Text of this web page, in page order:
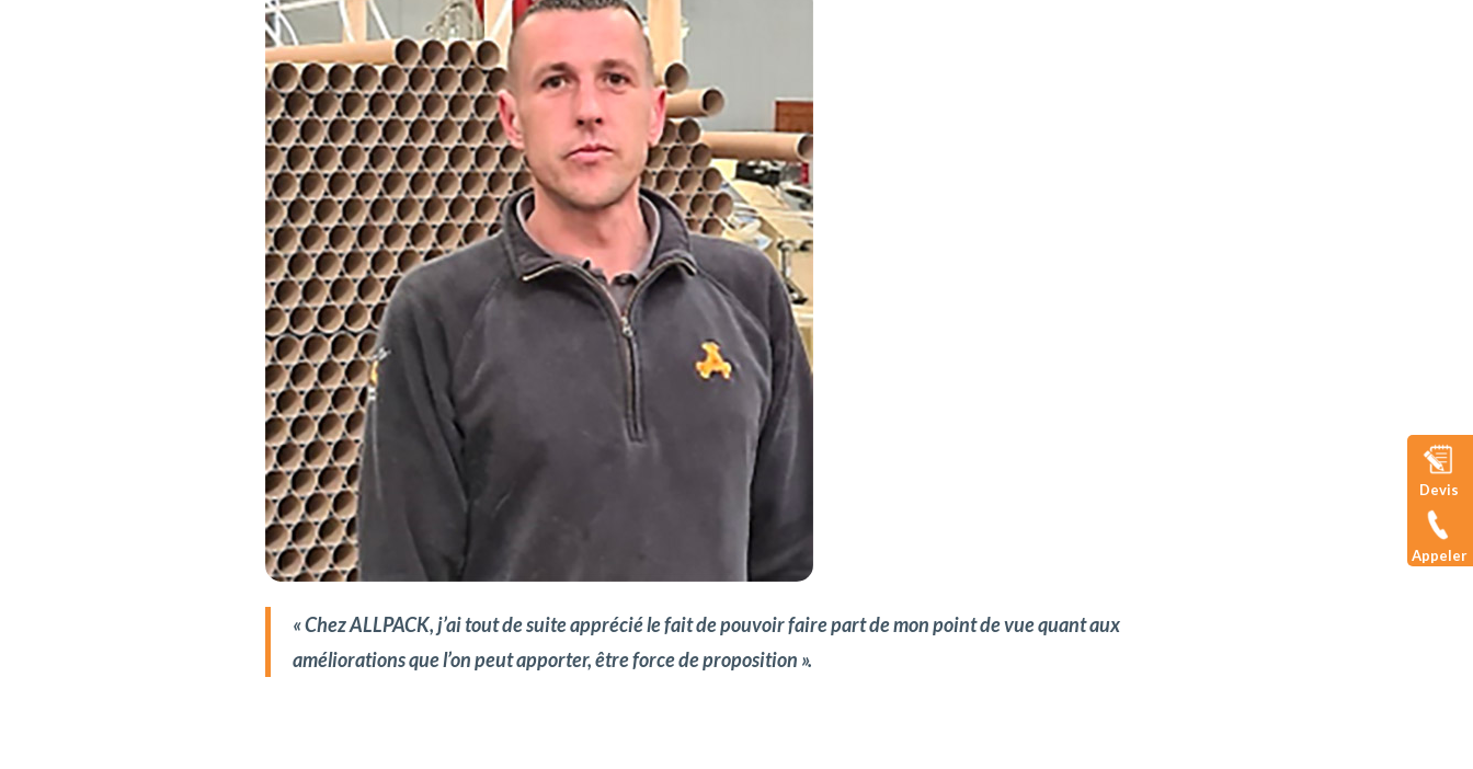
« Chez ALLPACK, j’ai tout de suite apprécié le fait de pouvoir faire part de mon point de vue quant aux
améliorations que l’on peut apporter, être force de proposition ».
Devis
Appeler